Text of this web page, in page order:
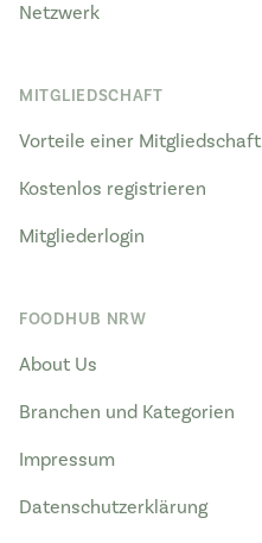
Netzwerk
MITGLIEDSCHAFT
Vorteile einer Mitgliedschaft
Kostenlos registrieren
Mitgliederlogin
FOODHUB NRW
About Us
Branchen und Kategorien
Impressum
Datenschutzerklärung